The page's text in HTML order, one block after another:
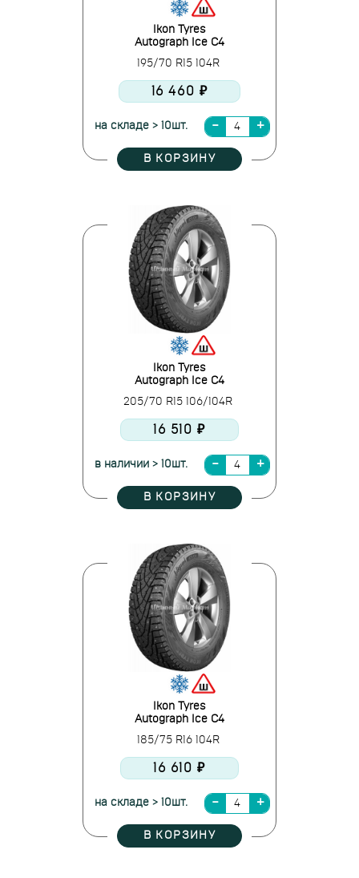
Ikon Tyres
Autograph Ice C4
195/70 R15 104R
16 460 ₽
на складе > 10шт.
В КОРЗИНУ
Ikon Tyres
Autograph Ice C4
205/70 R15 106/104R
16 510 ₽
в наличии > 10шт.
В КОРЗИНУ
Ikon Tyres
Autograph Ice C4
185/75 R16 104R
16 610 ₽
на складе > 10шт.
В КОРЗИНУ